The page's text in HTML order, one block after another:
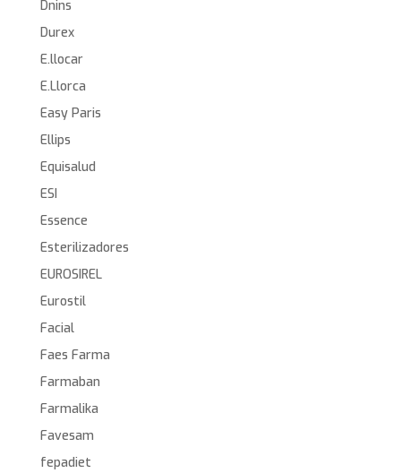
Dnins
Durex
E.llocar
E.Llorca
Easy Paris
Ellips
Equisalud
ESI
Essence
Esterilizadores
EUROSIREL
Eurostil
Facial
Faes Farma
Farmaban
Farmalika
Favesam
fepadiet